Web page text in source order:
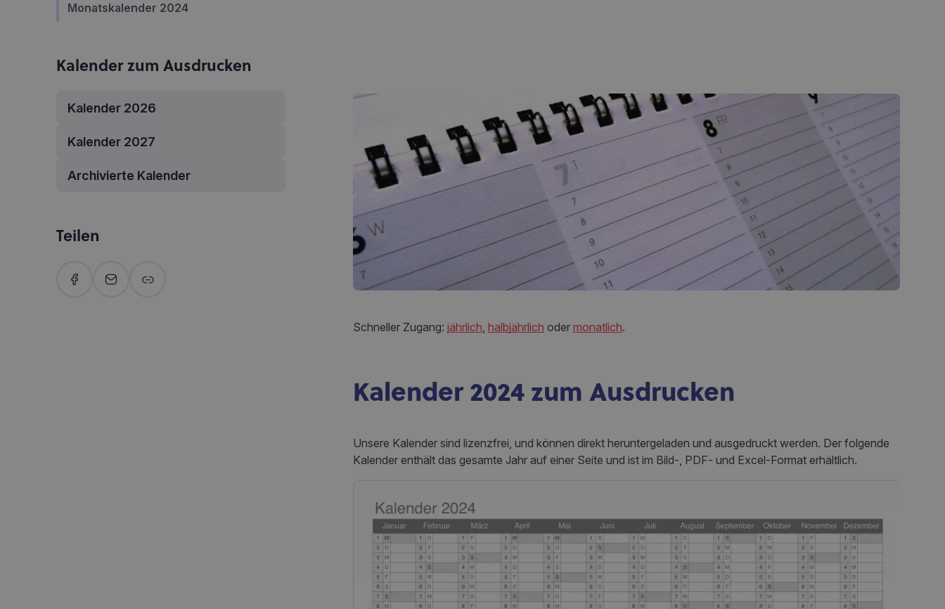
Schneller Zugang: jährlich, halbjährlich oder monatlich.
Kalender 2024 zum Ausdrucken
Unsere Kalender sind lizenzfrei, und können direkt heruntergeladen und ausgedruckt werden. Der folgende
Kalender enthält das gesamte Jahr auf einer Seite und ist im Bild-, PDF- und Excel-Format erhältlich.
Monatskalender 2024
Kalender zum Ausdrucken
Kalender 2026
Kalender 2027
Archivierte Kalender
Teilen